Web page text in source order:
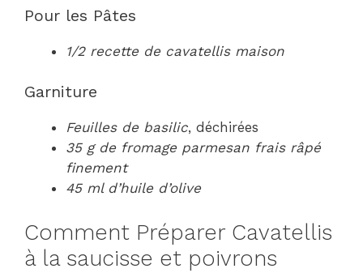
Pour les Pâtes
1/2 recette de cavatellis maison
Garniture
Feuilles de basilic, déchirées
35 g de fromage parmesan frais râpé
finement
45 ml d’huile d’olive
Comment Préparer Cavatellis
à la saucisse et poivrons